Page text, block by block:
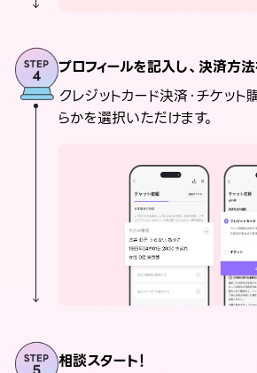
プロフィールを記入し、決済方
クレジットカード決済・チケット
らかを選択いただけます。
相談スタート！